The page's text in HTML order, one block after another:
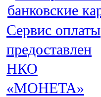
Сервис оплаты
предоставлен
НКО
«МОНЕТА»